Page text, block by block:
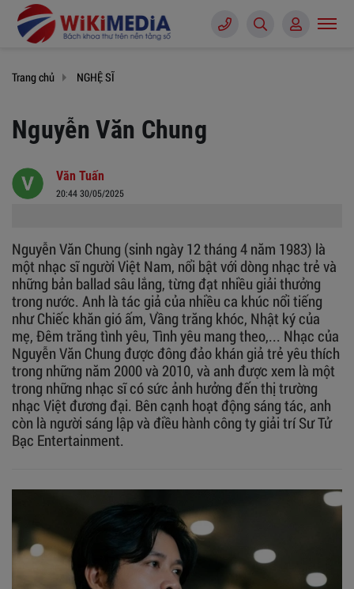
Trang chủ NGHỆ SĨ
Nguyễn Văn Chung
Văn Tuấn
20:44 30/05/2025
Nguyễn Văn Chung (sinh ngày 12 tháng 4 năm 1983) là
một nhạc sĩ người Việt Nam, nổi bật với dòng nhạc trẻ và
những bản ballad sâu lắng, từng đạt nhiều giải thưởng
trong nước. Anh là tác giả của nhiều ca khúc nổi tiếng
như Chiếc khăn gió ấm, Vầng trăng khóc, Nhật ký của
mẹ, Đêm trăng tình yêu, Tình yêu mang theo,... Nhạc của
Nguyễn Văn Chung được đông đảo khán giả trẻ yêu thích
trong những năm 2000 và 2010, và anh được xem là một
trong những nhạc sĩ có sức ảnh hưởng đến thị trường
nhạc Việt đương đại. Bên cạnh hoạt động sáng tác, anh
còn là người sáng lập và điều hành công ty giải trí Sư Tử
Bạc Entertainment.